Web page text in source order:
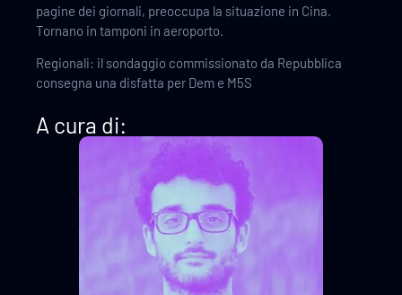
pagine dei giornali, preoccupa la situazione in Cina.
Tornano in tamponi in aeroporto.
Regionali: il sondaggio commissionato da Repubblica
consegna una disfatta per Dem e M5S
A cura di: